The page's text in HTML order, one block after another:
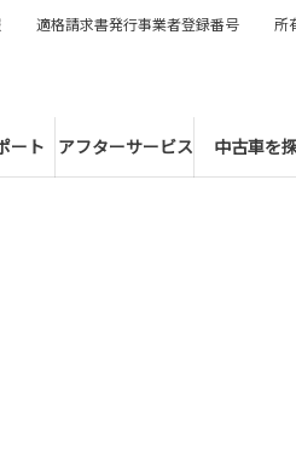
ート アフターサービス 中古車を
適格請求書発行事業者登録番号 所